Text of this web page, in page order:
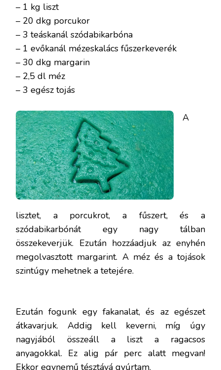
– 1 kg liszt
– 20 dkg porcukor
– 3 teáskanál szódabikarbóna
– 1 evőkanál mézeskalács fűszerkeverék
– 30 dkg margarin
– 2,5 dl méz
– 3 egész tojás
A
lisztet, a porcukrot, a fűszert, és a
szódabikarbónát egy nagy tálban
összekeverjük. Ezután hozzáadjuk az enyhén
megolvasztott margarint. A méz és a tojások
szintúgy mehetnek a tetejére.
Ezután fogunk egy fakanalat, és az egészet
átkavarjuk. Addig kell keverni, míg úgy
nagyjából összeáll a liszt a ragacsos
anyagokkal. Ez alig pár perc alatt megvan!
Ekkor egynemű tésztává gyúrtam.